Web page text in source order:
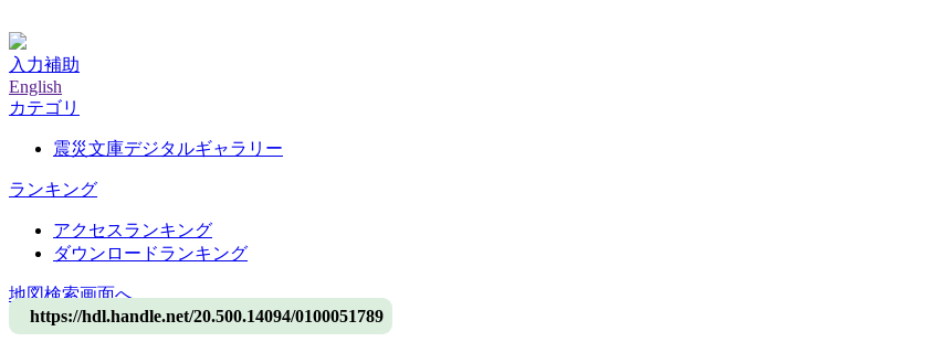
入力補助
English
カテゴリ
震災文庫デジタルギャラリー
ランキング
アクセスランキング
ダウンロードランキング
地図検索画面へ
https://hdl.handle.net/20.500.14094/0100051789